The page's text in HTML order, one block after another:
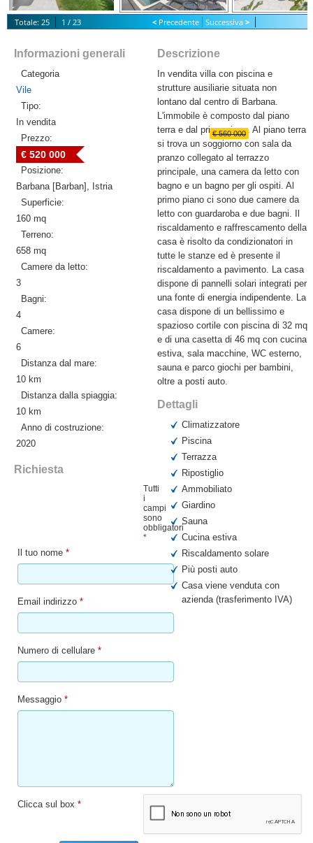
Totale: 25 1 / 23 < Precedente Successiva >
Start Slideshow
Informazioni generali
Categoria
Vile
Tipo:
In vendita
Prezzo:
€ 520 000
€ 560 000
Posizione:
Barbana [Barban], Istria
Superficie:
160 mq
Terreno:
658 mq
Camere da letto:
3
Bagni:
4
Camere:
6
Distanza dal mare:
10 km
Distanza dalla spiaggia:
10 km
Anno di costruzione:
2020
Richiesta
Tutti
i
campi
sono
obbligatori
*
Il tuo nome *
Email indirizzo *
Numero di cellulare *
Messaggio *
Clicca sul box *
Descrizione
In vendita villa con piscina e
strutture ausiliarie situata non
lontano dal centro di Barbana.
L'immobile è composto dal piano
terra e dal primo piano. Al piano terra
si trova un soggiorno con sala da
pranzo collegato al terrazzo
principale, una camera da letto con
bagno e un bagno per gli ospiti. Al
primo piano ci sono due camere da
letto con guardaroba e due bagni. Il
riscaldamento e raffrescamento della
casa è risolto da condizionatori in
tutte le stanze ed è presente il
riscaldamento a pavimento. La casa
dispone di pannelli solari integrati per
una fonte di energia indipendente. La
casa dispone di un bellissimo e
spazioso cortile con piscina di 32 mq
e di una casetta di 46 mq con cucina
estiva, sala macchine, WC esterno,
sauna e parco giochi per bambini,
oltre a posti auto.
Dettagli
Climatizzatore
Piscina
Terrazza
Ripostiglio
Ammobiliato
Giardino
Sauna
Cucina estiva
Riscaldamento solare
Più posti auto
Casa viene venduta con
azienda (trasferimento IVA)